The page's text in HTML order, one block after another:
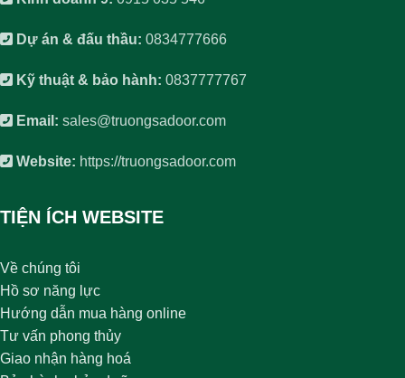
Dự án & đấu thầu: 0834777666
Kỹ thuật & bảo hành: 0837777767
Email: sales@truongsadoor.com
Website: https://truongsadoor.com
TIỆN ÍCH WEBSITE
Về chúng tôi
Hồ sơ năng lực
Hướng dẫn mua hàng online
Tư vấn phong thủy
Giao nhận hàng hoá